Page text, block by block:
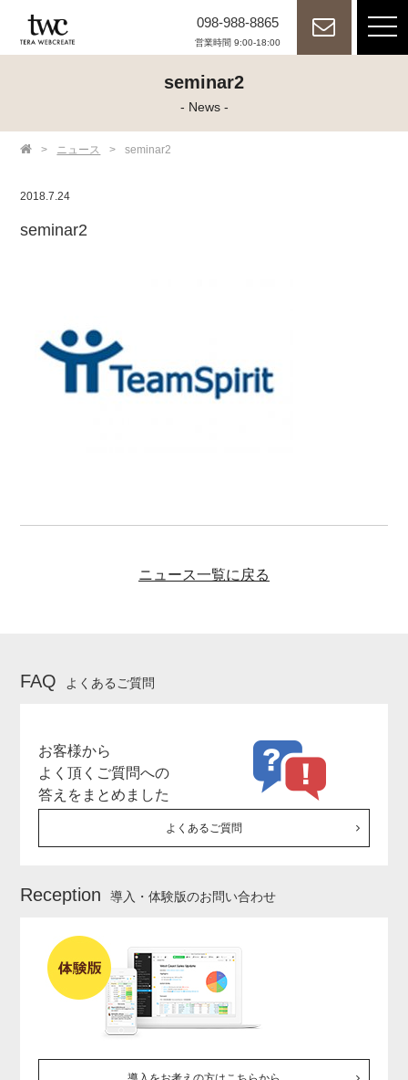
098-988-8865
営業時間 9:00-18:00
seminar2
- News -
> ニュース > seminar2
2018.7.24
seminar2
ニュース一覧に戻る
FAQ よくあるご質問
お客様から
よく頂くご質問への
答えをまとめました
よくあるご質問
Reception 導入・体験版のお問い合わせ